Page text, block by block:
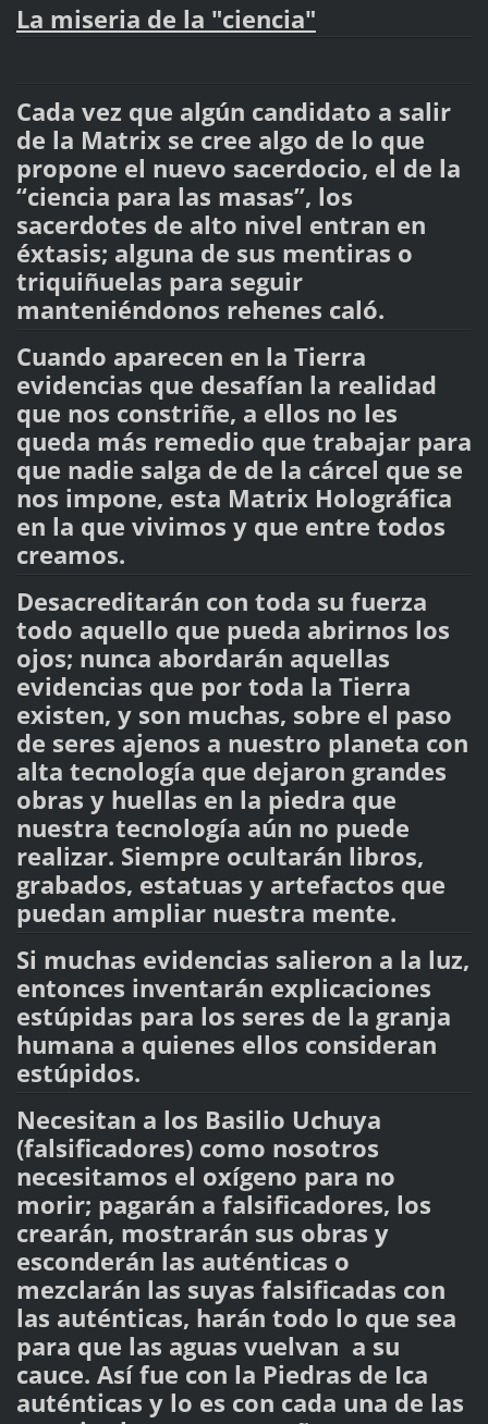
La miseria de la "ciencia"
Cada vez que algún candidato a salir
de la Matrix se cree algo de lo que
propone el nuevo sacerdocio, el de la
“ciencia para las masas”, los
sacerdotes de alto nivel entran en
éxtasis; alguna de sus mentiras o
triquiñuelas para seguir
manteniéndonos rehenes caló.
Cuando aparecen en la Tierra
evidencias que desafían la realidad
que nos constriñe, a ellos no les
queda más remedio que trabajar para
que nadie salga de de la cárcel que se
nos impone, esta Matrix Holográfica
en la que vivimos y que entre todos
creamos.
Desacreditarán con toda su fuerza
todo aquello que pueda abrirnos los
ojos; nunca abordarán aquellas
evidencias que por toda la Tierra
existen, y son muchas, sobre el paso
de seres ajenos a nuestro planeta con
alta tecnología que dejaron grandes
obras y huellas en la piedra que
nuestra tecnología aún no puede
realizar. Siempre ocultarán libros,
grabados, estatuas y artefactos que
puedan ampliar nuestra mente.
Si muchas evidencias salieron a la luz,
entonces inventarán explicaciones
estúpidas para los seres de la granja
humana a quienes ellos consideran
estúpidos.
Necesitan a los Basilio Uchuya
(falsificadores) como nosotros
necesitamos el oxígeno para no
morir; pagarán a falsificadores, los
crearán, mostrarán sus obras y
esconderán las auténticas o
mezclarán las suyas falsificadas con
las auténticas, harán todo lo que sea
para que las aguas vuelvan a su
cauce. Así fue con la Piedras de Ica
auténticas y lo es con cada una de las